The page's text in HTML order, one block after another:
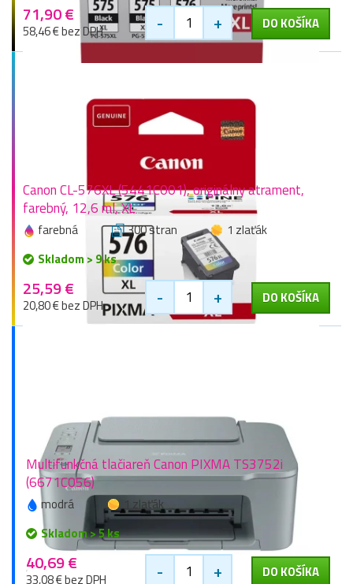
71,90 €
58,46 € bez DPH - + DO KOŠÍKA
Canon CL-576XL (5441C001), originálny atrament,
farebný, 12,6 ml, XL
farebná 300 stran
1 zlaťák
Skladom > 9 ks
25,59 €
20,80 € bez DPH - + DO KOŠÍKA
Multifunkčná tlačiareň Canon PIXMA TS3752i
(6671C056)
modrá
1 zlaťák
Skladom > 5 ks
40,69 €
33,08 € bez DPH - + DO KOŠÍKA